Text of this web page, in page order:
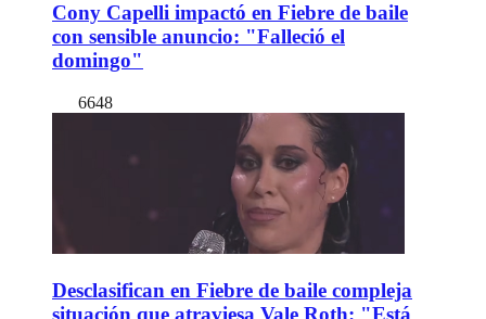
Cony Capelli impactó en Fiebre de baile
con sensible anuncio: "Falleció el
domingo"
6648
Desclasifican en Fiebre de baile compleja
situación que atraviesa Vale Roth: "Está